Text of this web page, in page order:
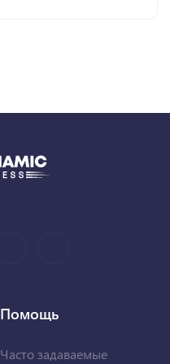
Помощь
Часто задаваемые